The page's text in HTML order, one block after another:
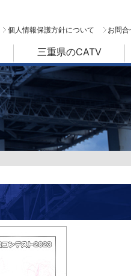
個人情報保護方針について お問合
三重県のCATV